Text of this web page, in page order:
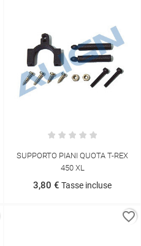
SUPPORTO PIANI QUOTA T-REX
450 XL
3,80 € Tasse incluse
favorite_border